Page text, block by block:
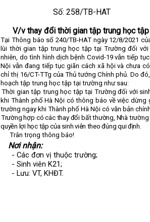
Số: 258/TB-HAT
V/v thay đổi thời gian tập trung học
Tại Thông báo số 240/TB-HAT ngày 12/8/2021
lùi thời gian tập trung học tập tại Trường đối với
nhiên, do tình hình dịch bệnh Covid-19 vẫn tiếp
Nội vẫn đang tiếp tục giãn cách xã hội và chưa
chỉ thị 16/CT-TTg của Thủ tướng Chính phủ . Do
hoạch tập trung học tập tại trường như sau:
Thời gian tập trung học tập tại Trường đối với
khi Thành phố Hà Nội có thông báo về việc
trường ngay khi Thành phố Hà Nội có văn bản
Trường hợp có các thay đổi bất thường, Nhà
quyền lợi học tập của sinh viên theo đúng qui định.
Trân trọng thông báo!
Nơi nhận:
- Các đơn vị thuộc trường;
- Sinh viên K21;
- Lưu: VT, KHĐT.